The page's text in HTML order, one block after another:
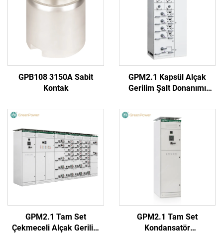
GPB108 3150A Sabit
Kontak
GPM2.1 Kapsül Alçak
Gerilim Şalt Donanımı
GPM2.1 Tam Set
Çekmeceli Alçak Gerilim
GPM2.1 Tam Set
Kondansatör